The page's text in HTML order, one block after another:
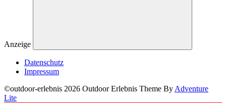
Anzeige
Datenschutz
Impressum
©outdoor-erlebnis 2026 Outdoor Erlebnis Theme By Adventure
Lite